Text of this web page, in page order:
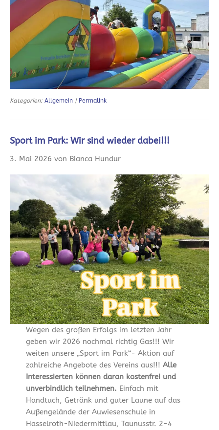
Kategorien: Allgemein | Permalink
Sport im Park: Wir sind wieder dabei!!!
3. Mai 2026 von Bianca Hundur
Wegen des großen Erfolgs im letzten Jahr
geben wir 2026 nochmal richtig Gas!!! Wir
weiten unsere „Sport im Park“- Aktion auf
zahlreiche Angebote des Vereins aus!!! Alle
Interessierten können daran kostenfrei und
unverbindlich teilnehmen. Einfach mit
Handtuch, Getränk und guter Laune auf das
Außengelände der Auwiesenschule in
Hasselroth-Niedermittlau, Taunusstr. 2-4